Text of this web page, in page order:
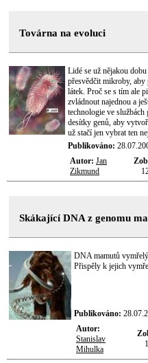
Továrna na evoluci
Lidé se už nějakou
přesvědčit mikroby,
látek. Proč se s tím ale
zvládnout najednou a
technologie ve
desítky genů, aby
už stačí jen vybrat ten
Publikováno:
Autor: Jan
Zikmund
Skákající DNA z genomu
DNA mamutů
Přispěly k jejich
Publikováno:
Autor:
Stanislav
Mihulka